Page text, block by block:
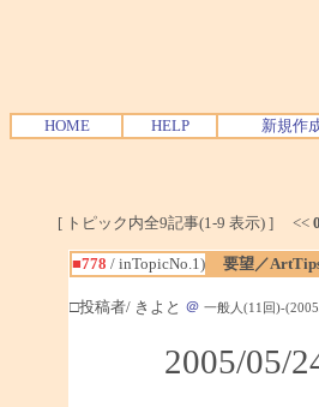
HOME HELP 新規作
[ トピック内全9記事(1-9 表示) ] << 0
■778 / inTopicNo.1) 要望／
□投稿者/ きよと ＠ 一般人(11回)-
2005/05/